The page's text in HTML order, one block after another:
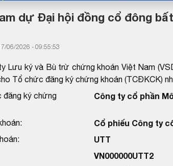
dự Đại hội đồng cổ đông
06/2026 - 09:55:53
Lưu ký và Bù trừ chứng khoán Việt Nam
Tổ chức đăng ký chứng khoán (TCĐKCK)
đăng ký chứng
Công ty cổ phần
Cổ phiếu Công ty
UTT
VN000000UTT2